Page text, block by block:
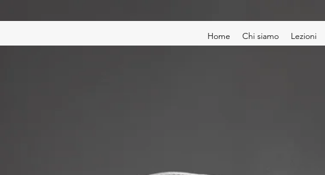
Home Chi siamo Lezioni